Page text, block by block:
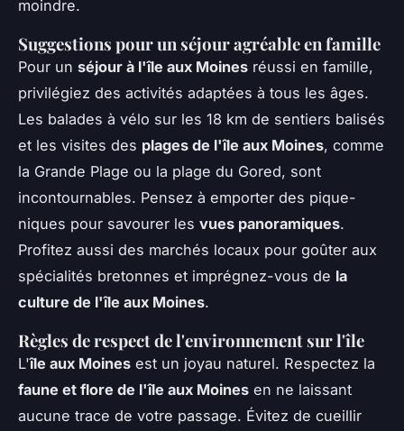
moindre.
Suggestions pour un séjour agréable en famille
Pour un séjour à l'île aux Moines réussi en famille,
privilégiez des activités adaptées à tous les âges.
Les balades à vélo sur les 18 km de sentiers balisés
et les visites des plages de l'île aux Moines, comme
la Grande Plage ou la plage du Gored, sont
incontournables. Pensez à emporter des pique-
niques pour savourer les vues panoramiques.
Profitez aussi des marchés locaux pour goûter aux
spécialités bretonnes et imprégnez-vous de la
culture de l'île aux Moines.
Règles de respect de l'environnement sur l'île
L'île aux Moines est un joyau naturel. Respectez la
faune et flore de l'île aux Moines en ne laissant
aucune trace de votre passage. Évitez de cueillir